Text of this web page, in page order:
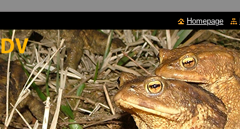
Homepage